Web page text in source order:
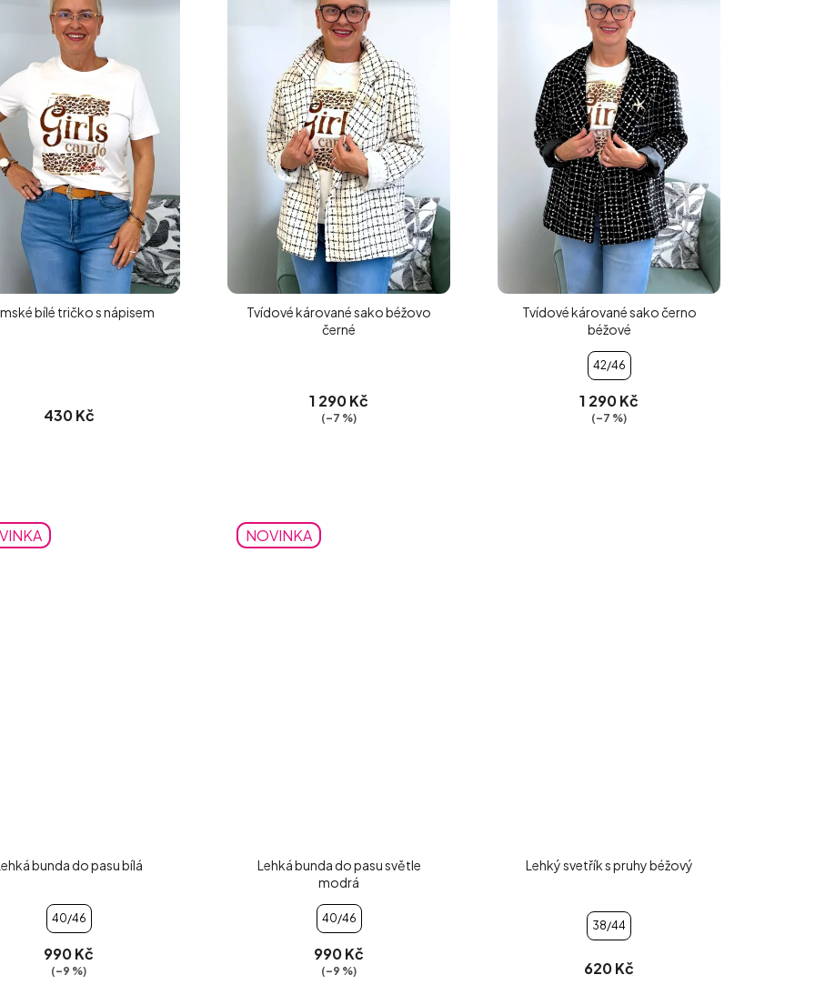
bílé tričko s nápisem
430 Kč
Tvídové kárované sako béžovo
černé
1 290 Kč
(–7 %)
Tvídové kárované sako černo
béžové
42/46
1 290 Kč
(–7 %)
bunda do pasu bílá
40/46
990 Kč
(–9 %)
NOVINKA
Lehká bunda do pasu světle
modrá
40/46
990 Kč
(–9 %)
Lehký svetřík s pruhy béžový
38/44
620 Kč